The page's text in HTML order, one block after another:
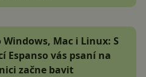
Windows, Mac i Linux: S
Espanso vás psaní na
začne bavit